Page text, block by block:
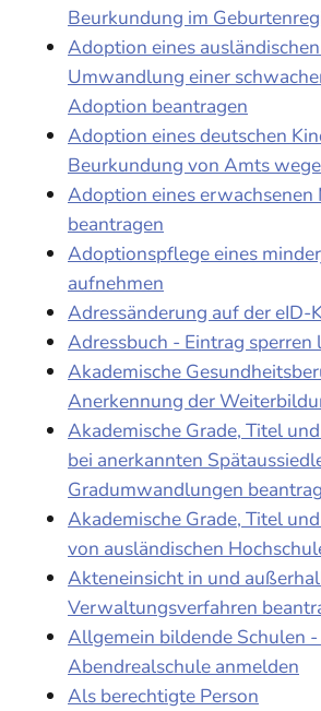
Beurkundung im
Adoption eines
Umwandlung einer
Adoption beantragen
Adoption eines deutschen
Beurkundung von Amts
Adoption eines erwachsenen
beantragen
Adoptionspflege eines
aufnehmen
Adressänderung auf der eID-
Adressbuch - Eintrag sperren
Akademische
Anerkennung der
Akademische Grade, Titel
bei anerkannten
Gradumwandlungen
Akademische Grade, Titel
von ausländischen
Akteneinsicht in und
Verwaltungsverfahren
Allgemein bildende Schulen
Abendrealschule anmelden
Als berechtigte Person